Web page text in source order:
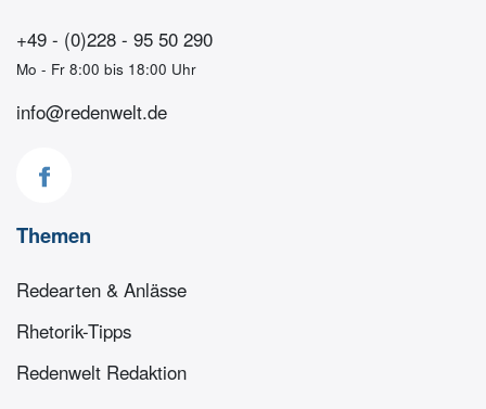
+49 - (0)228 - 95 50 290
Mo - Fr 8:00 bis 18:00 Uhr
info@redenwelt.de
Themen
Redearten & Anlässe
Rhetorik-Tipps
Redenwelt Redaktion